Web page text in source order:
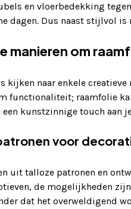
en vloerbedekking
dagen. Dus naast stijlvol
manieren om
kijken naar enkele
functionaliteit; raamfolie
een kunstzinnige touch aan
voor
uit talloze patronen en
de mogelijkheden
dat het overweldigend